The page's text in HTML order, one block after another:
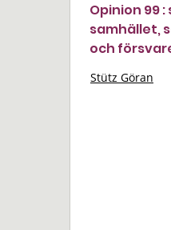
Opinion 99
samhället,
och
Stütz Göran